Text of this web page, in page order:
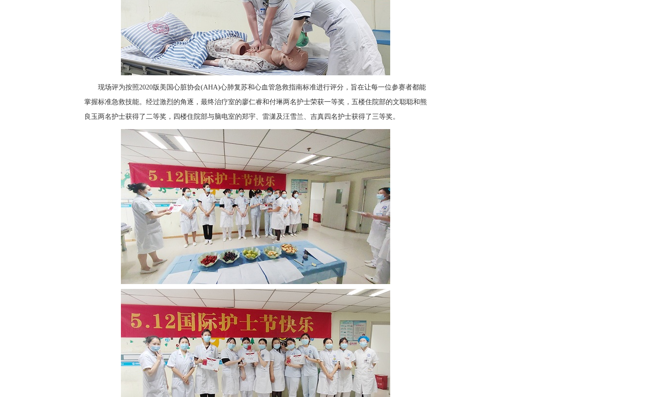
现场评为按照2020版美国心脏协会(AHA)心肺复苏和心血管急救指南标准进行评分，旨在让每一位参赛者都能
掌握标准急救技能。经过激烈的角逐，最终治疗室的廖仁睿和付琳两名护士荣获一等奖，五楼住院部的文聪聪和熊
良玉两名护士获得了二等奖，四楼住院部与脑电室的郑宇、雷潇及汪雪兰、吉真四名护士获得了三等奖。